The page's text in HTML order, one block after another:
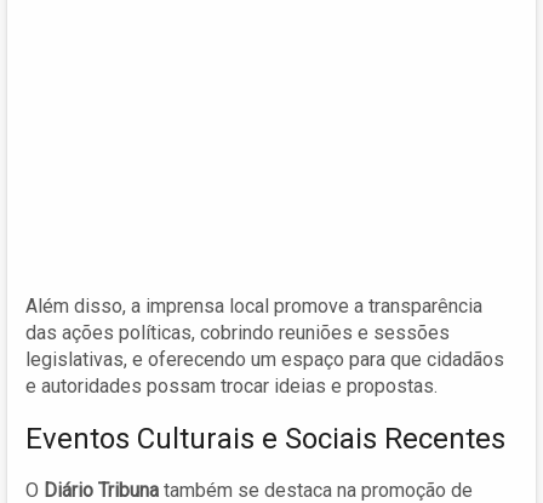
Além disso, a imprensa local promove a transparência
das ações políticas, cobrindo reuniões e sessões
legislativas, e oferecendo um espaço para que cidadãos
e autoridades possam trocar ideias e propostas.
Eventos Culturais e Sociais Recentes
O Diário Tribuna também se destaca na promoção de